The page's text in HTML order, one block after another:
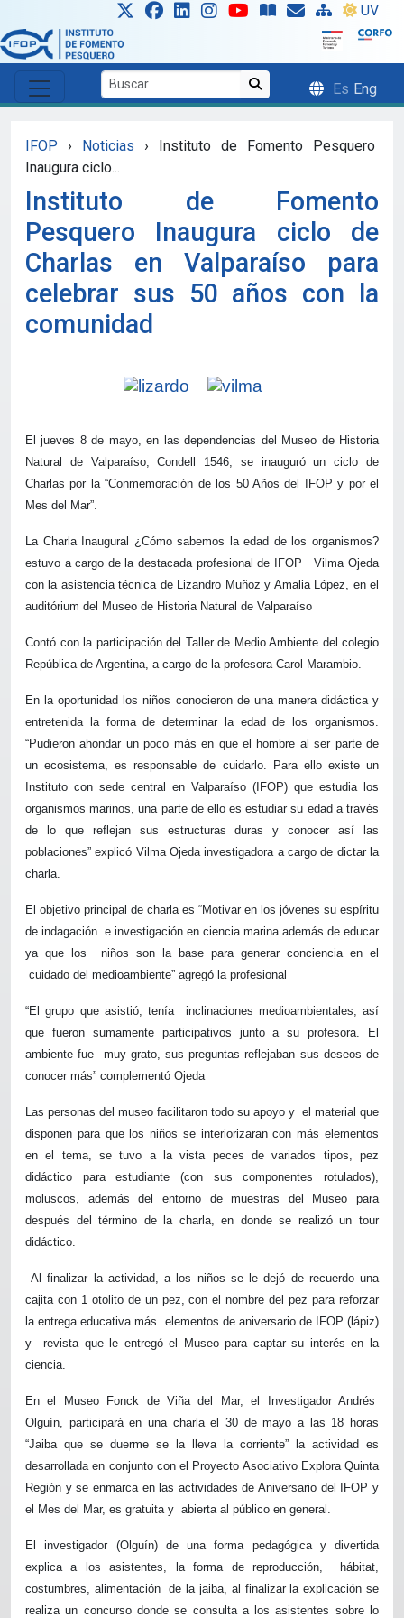
Skip to main content UV
Es Eng
IFOP › Noticias ›
Instituto de Fomento Pesquero
Inaugura ciclo...
Instituto de Fomento
Pesquero Inaugura ciclo de
Charlas en Valparaíso para
celebrar sus 50 años con la
comunidad
El jueves 8 de mayo, en las dependencias del Museo de Historia
Natural de Valparaíso, Condell 1546, se inauguró un ciclo de
Charlas por la “Conmemoración de los 50 Años del IFOP y por el
Mes del Mar”.
La Charla Inaugural ¿Cómo sabemos la edad de los organismos?
estuvo a cargo de la destacada profesional de IFOP
Vilma Ojeda
con la asistencia técnica de Lizandro Muñoz y Amalia López, en el
auditórium del Museo de Historia Natural de Valparaíso
Contó con la participación del Taller de Medio Ambiente del colegio
República de Argentina, a cargo de la profesora Carol Marambio.
En la oportunidad los niños conocieron de una manera didáctica y
entretenida la forma de determinar la edad de los organismos.
“Pudieron ahondar un poco más en que el hombre al ser parte de
un ecosistema, es responsable de cuidarlo. Para ello existe un
Instituto con sede central en Valparaíso (IFOP) que estudia los
organismos marinos, una parte de ello es estudiar su edad a través
de lo que reflejan sus estructuras duras y conocer así las
poblaciones” explicó Vilma Ojeda investigadora a cargo de dictar la
charla.
El objetivo principal de charla es “Motivar en los jóvenes su espíritu
de indagación e investigación en ciencia marina además de educar
ya que los
niños son la base para generar conciencia en el
cuidado del medioambiente” agregó la profesional
“El grupo que asistió, tenía
inclinaciones medioambientales, así
que fueron sumamente participativos junto a su profesora. El
ambiente fue
muy grato, sus preguntas reflejaban sus deseos de
conocer más” complementó Ojeda
Las personas del museo facilitaron todo su apoyo y el material que
disponen para que los niños se interiorizaran con más elementos
en el tema, se tuvo a la vista peces de variados tipos, pez
didáctico para estudiante (con sus componentes rotulados),
moluscos, además del entorno de muestras del Museo para
después del término de la charla, en donde se realizó un tour
didáctico.
Al finalizar la actividad, a los niños se le dejó de recuerdo una
cajita con 1 otolito de un pez, con el nombre del pez para reforzar
la entrega educativa más
elementos de aniversario de IFOP (lápiz)
y
revista que le entregó el Museo para captar su interés en la
ciencia.
En el Museo Fonck de Viña del Mar, el Investigador Andrés
Olguín, participará en una charla el 30 de mayo a las 18 horas
“Jaiba que se duerme se la lleva la corriente” la actividad es
desarrollada en conjunto con el Proyecto Asociativo Explora Quinta
Región y se enmarca en las actividades de Aniversario del IFOP y
el Mes del Mar, es gratuita y abierta al público en general.
El investigador (Olguín) de una forma pedagógica y divertida
explica a los asistentes, la forma de reproducción,
hábitat,
costumbres, alimentación
de la jaiba, al finalizar la explicación se
realiza un concurso donde se consulta a los asistentes sobre lo